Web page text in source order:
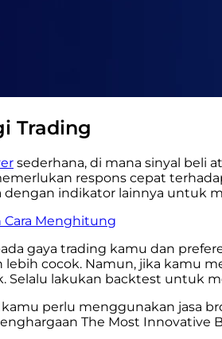
Trading
sederhana, di mana sinyal beli
respons cepat
dengan indikator lainnya untuk
Cara Menghitung
gaya trading kamu dan
cocok. Namun, jika kamu
Selalu lakukan backtest untuk
perlu menggunakan jasa
The Most